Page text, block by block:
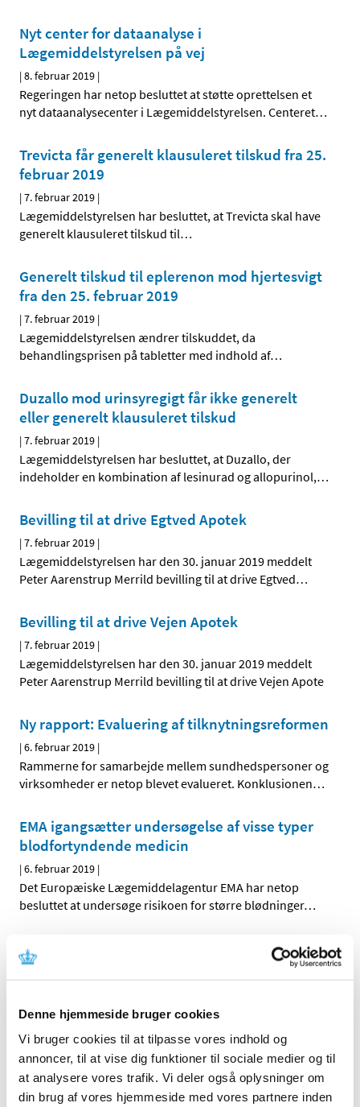
Denne hjemmeside bruger cookies
Vi bruger cookies til at tilpasse vores indhold og
annoncer, til at vise dig funktioner til sociale medier og til
at analysere vores trafik. Vi deler også oplysninger om
din brug af vores hjemmeside med vores partnere inden
Nyt center for dataanalyse i
Lægemiddelstyrelsen på vej
|8. februar 2019 |
Regeringen har netop besluttet at støtte oprettelsen et
nyt dataanalysecenter i Lægemiddelstyrelsen. Centeret…
Trevicta får generelt klausuleret tilskud fra 25.
februar 2019
|7. februar 2019 |
Lægemiddelstyrelsen har besluttet, at Trevicta skal have
generelt klausuleret tilskud til…
Generelt tilskud til eplerenon mod hjertesvigt
fra den 25. februar 2019
|7. februar 2019 |
Lægemiddelstyrelsen ændrer tilskuddet, da
behandlingsprisen på tabletter med indhold af…
Duzallo mod urinsyregigt får ikke generelt
eller generelt klausuleret tilskud
|7. februar 2019 |
Lægemiddelstyrelsen har besluttet, at Duzallo, der
indeholder en kombination af lesinurad og allopurinol,…
Bevilling til at drive Egtved Apotek
|7. februar 2019 |
Lægemiddelstyrelsen har den 30. januar 2019 meddelt
Peter Aarenstrup Merrild bevilling til at drive Egtved…
Bevilling til at drive Vejen Apotek
|7. februar 2019 |
Lægemiddelstyrelsen har den 30. januar 2019 meddelt
Peter Aarenstrup Merrild bevilling til at drive Vejen Apote
Ny rapport: Evaluering af tilknytningsreformen
|6. februar 2019 |
Rammerne for samarbejde mellem sundhedspersoner og
virksomheder er netop blevet evalueret. Konklusionen…
EMA igangsætter undersøgelse af visse typer
blodfortyndende medicin
|6. februar 2019 |
Det Europæiske Lægemiddelagentur EMA har netop
besluttet at undersøge risikoen for større blødninger…
Blodtryksmedicin med valsartan tilbagekaldes
- opdateret
Der er fundet potentielt sundhedsskadelige urenheder i
Nye EU-regler mod forfalsket medicin
|30. januar 2019|